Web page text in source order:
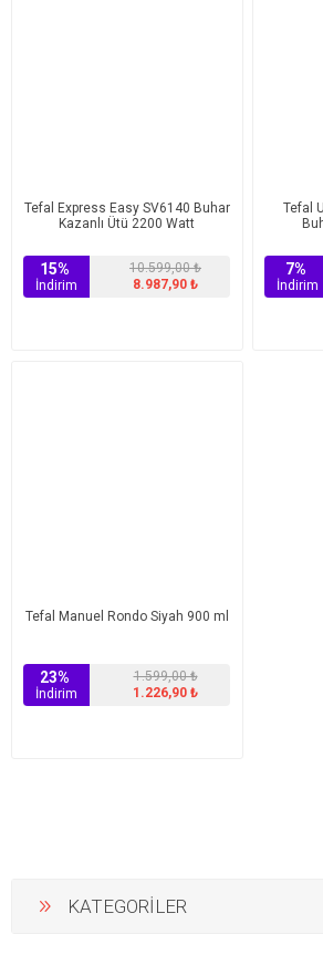
Tefal Express Easy SV6140 Buhar
Kazanlı Ütü 2200 Watt
15%
İndirim
10.599,00 ₺
8.987,90 ₺
Tefal
7%
İndirim
Tefal Manuel Rondo Siyah 900 ml
23%
İndirim
1.599,00 ₺
1.226,90 ₺
KATEGORİLER